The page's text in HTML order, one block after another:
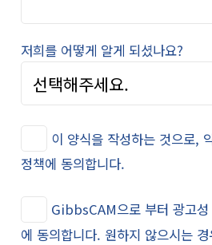
저희를 어떻게 알게 되셨나요?
이 양식을 작성하는 것으로,
정책에 동의합니다.
GibbsCAM으로 부터 광고성
에 동의합니다. 원하지 않으시는